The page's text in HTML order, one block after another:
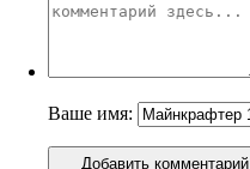
Ваше имя:
Добавить комментарий